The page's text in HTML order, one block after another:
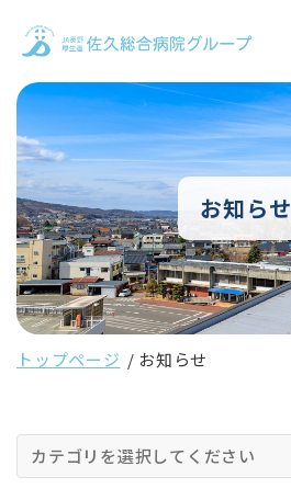
お知らせ
トップページ お知らせ
カテゴリを選択してください